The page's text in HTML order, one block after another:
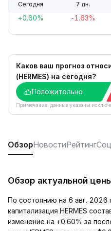
Сегодня 7 дн.
+0.60% -1.63%
Каков ваш прогноз
(HERMES) на сегодня?
Положительно
Примечание: данные указаны
ОбзорНовостиРейтинг
Обзор актуальной
По состоянию на 6 авг. 2026
капитализация HERMES
изменение на +0.60% за